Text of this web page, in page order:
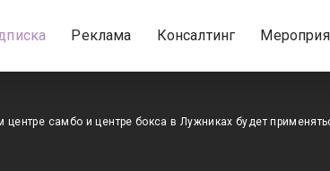
Реклама Консалтинг
самбо и центре бокса в Лужниках будет